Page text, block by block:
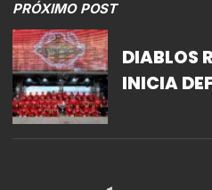
PRÓXIMO POST
DIABLOS
INICIA